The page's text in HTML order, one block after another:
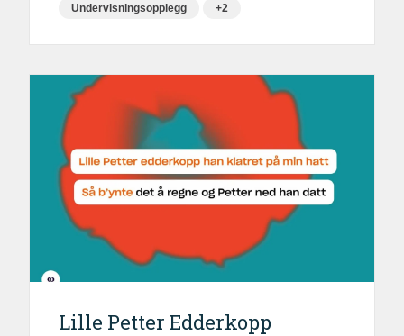
Undervisningsopplegg
+2
Lille Petter Edderkopp